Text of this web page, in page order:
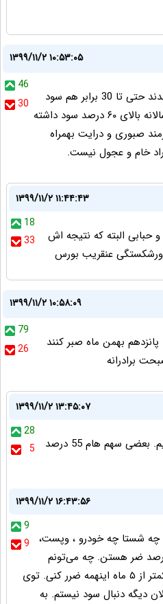
۱۳۹۹/۱۱/۲ ۱۰:۵۳:۰۵
46
30
کسانی که دو سال پیش وارد شدند حتی تا 30 برابر هم سود
کردند در ۱۰ سال اخیر متوسط سالانه بالای ۶۰ درصد سود داشته
صبوری و درایت بهمراه
خام و عجول نیست.
۱۳۹۹/۱۱/۲ ۱۱:۴۴:۴۳
18
33
البته که نتیجه اش
عنقریب بورس
۱۳۹۹/۱۱/۲ ۱۰:۵۸:۰۹
79
26
بهمن ماه صبر كنند
برادرانه
۱۳۹۹/۱۱/۲ ۱۳:۴۵:۰۷
28
5
جز صبر کاری نمیتونیم بکنیم. بعضی سهم هام 55 درصد
۱۳۹۹/۱۱/۲ ۱۶:۴۳:۵۶
9
9
چه شستا چه خودرو ، وپست،
همه متوسط ۳۳ درصد ضر هستن. چه می‌تونم
بکنم . مگه می‌شه شما در کمتر از ۵ ماه اینهمه ضرر کنی. توی
دیگه دنبال سود نیستم. به